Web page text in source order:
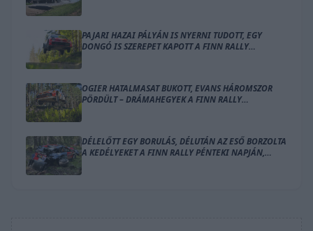
PAJARI HAZAI PÁLYÁN IS NYERNI TUDOTT, EGY
DONGÓ IS SZEREPET KAPOTT A FINN RALLY
OGIER HATALMASAT BUKOTT, EVANS HÁROMSZOR
PÖRDÜLT – DRÁMAHEGYEK A FINN RALLY
DÉLELŐTT EGY BORULÁS, DÉLUTÁN AZ ESŐ BORZOLTA
A KEDÉLYEKET A FINN RALLY PÉNTEKI NAPJÁN,